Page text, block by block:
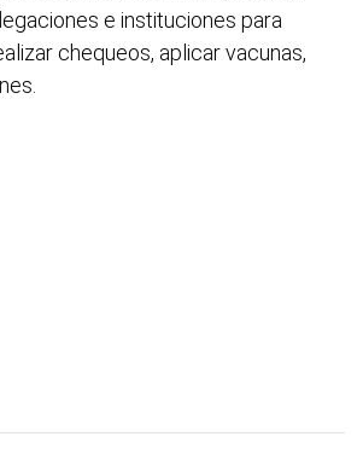
e instituciones para
chequeos, aplicar vacunas,